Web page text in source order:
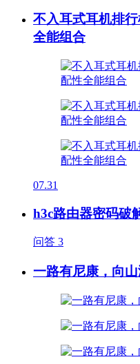
不入耳式耳机排
全能组合
07.31
h3c路由器密码破
问答 3
一路有尼康，向